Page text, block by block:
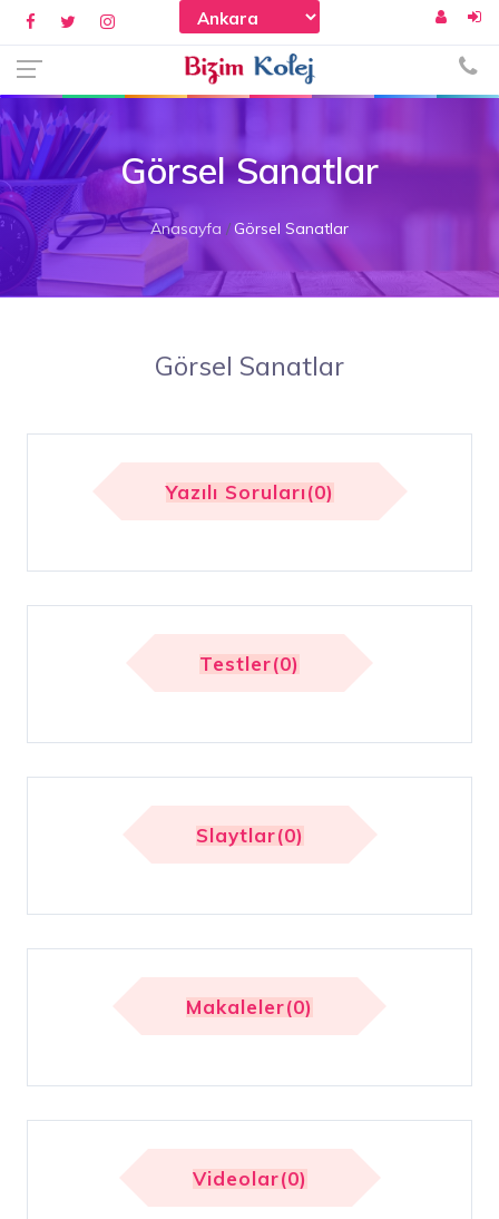
Görsel Sanatlar
Anasayfa Görsel Sanatlar
Görsel Sanatlar
Yazılı Soruları(0)
Testler(0)
Slaytlar(0)
Makaleler(0)
Videolar(0)